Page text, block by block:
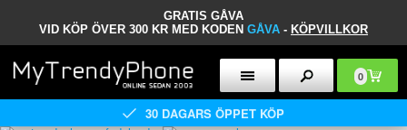
GRATIS GÅVA
VID KÖP ÖVER 300 KR MED KODEN GÅVA - KÖPVILLKOR
0
30 DAGARS ÖPPET KÖP